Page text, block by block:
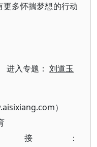
多怀揣梦想的行动
进入专题：刘道玉
）
：